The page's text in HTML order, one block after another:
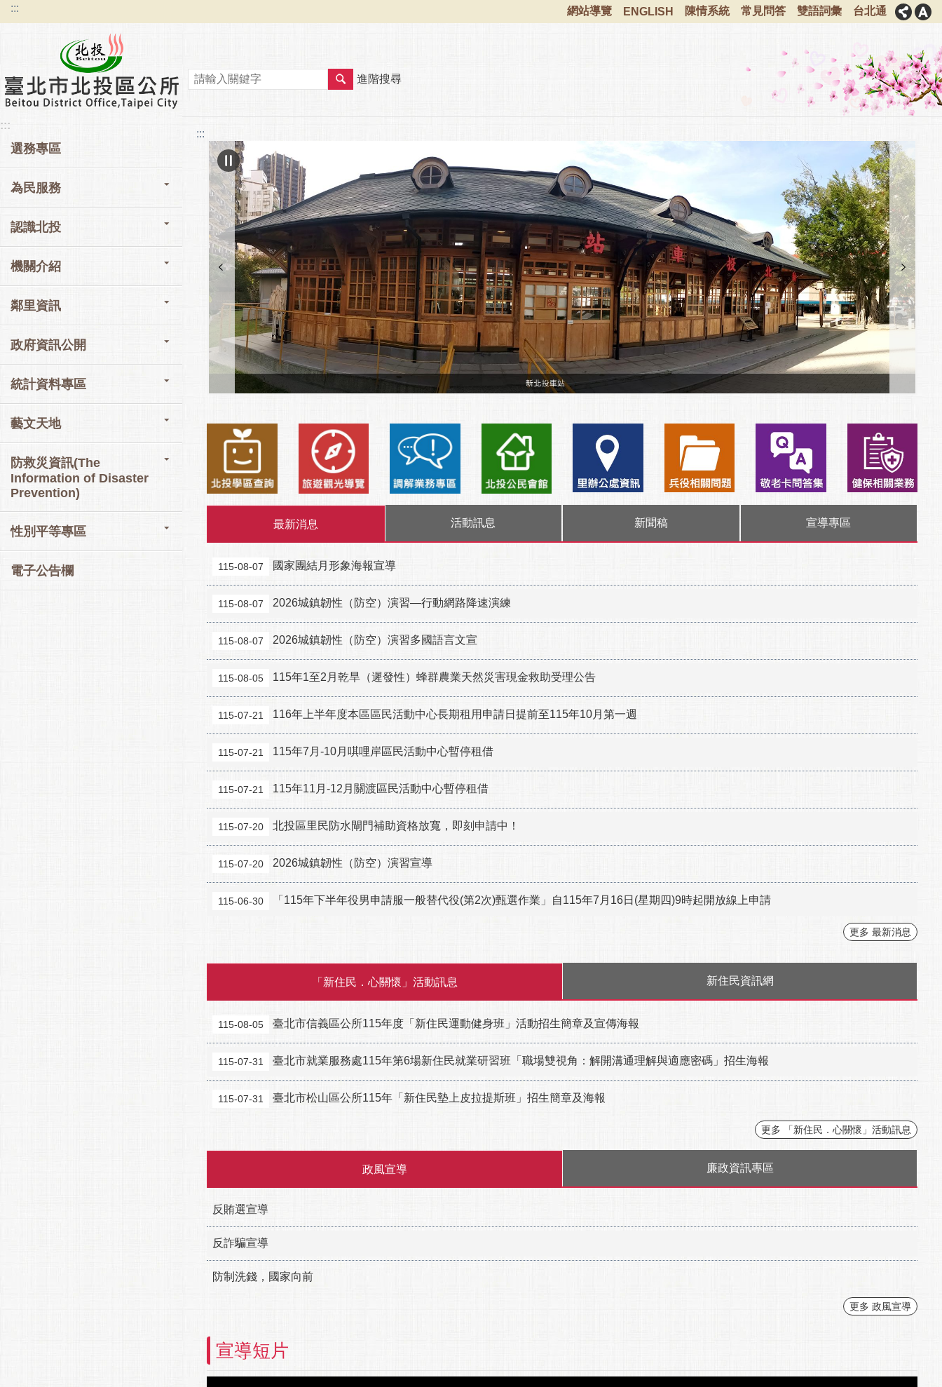
跳到主要內容區塊
::: 網站導覽 ENGLISH 陳情系統 常見問答 雙語詞彙 台北通
:::
選務專區
為民服務
認識北投
機關介紹
鄰里資訊
政府資訊公開
統計資料專區
藝文天地
防救災資訊(The
Information of Disaster
Prevention)
性別平等專區
電子公告欄
進階搜尋
:::
最新消息 活動訊息 新聞稿 宣導專區
115-08-07 國家團結月形象海報宣導
115-08-07 2026城鎮韌性（防空）演習—行動網路降速演練
115-08-07 2026城鎮韌性（防空）演習多國語言文宣
115-08-05 115年1至2月乾旱（遲發性）蜂群農業天然災害現金救助受理公告
115-07-21 116年上半年度本區區民活動中心長期租用申請日提前至115年10月第一週
115-07-21 115年7月-10月唭哩岸區民活動中心暫停租借
115-07-21 115年11月-12月關渡區民活動中心暫停租借
115-07-20 北投區里民防水閘門補助資格放寬，即刻申請中！
115-07-20 2026城鎮韌性（防空）演習宣導
115-06-30 「115年下半年役男申請服一般替代役(第2次)甄選作業」自115年7月16日(星期四)9時起開放線上申請
更多 最新消息
「新住民．心關懷」活動訊息 新住民資訊網
115-08-05 臺北市信義區公所115年度「新住民運動健身班」活動招生簡章及宣傳海報
115-07-31 臺北市就業服務處115年第6場新住民就業研習班「職場雙視角：解開溝通理解與適應密碼」招生海報
115-07-31 臺北市松山區公所115年「新住民墊上皮拉提斯班」招生簡章及海報
更多 「新住民．心關懷」活動訊息
政風宣導 廉政資訊專區
反賄選宣導
反詐騙宣導
防制洗錢，國家向前
更多 政風宣導
宣導短片